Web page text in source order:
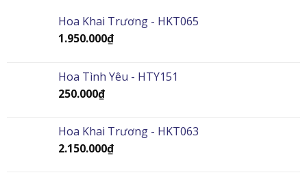
Hoa Khai Trương - HKT065
1.950.000₫
Hoa Tình Yêu - HTY151
250.000₫
Hoa Khai Trương - HKT063
2.150.000₫